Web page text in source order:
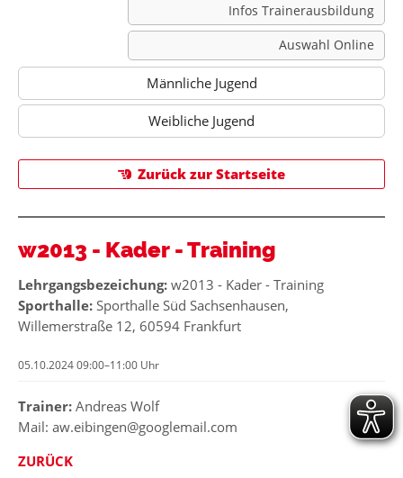
Infos Trainerausbildung
Auswahl Online
Männliche Jugend
Weibliche Jugend
Zurück zur Startseite
w2013 - Kader - Training
Lehrgangsbezeichung: w2013 - Kader - Training
Sporthalle: Sporthalle Süd Sachsenhausen,
Willemerstraße 12, 60594 Frankfurt
05.10.2024 09:00–11:00 Uhr
Trainer: Andreas Wolf
Mail: aw.eibingen@googlemail.com
ZURÜCK